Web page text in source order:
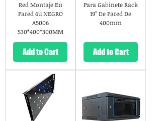
Red Montaje En
Pared 6u NEGRO
A5006
530*400*300MM
Add to Cart
Para Gabinete Rack
19" De Pared De
400mm
Add to Cart